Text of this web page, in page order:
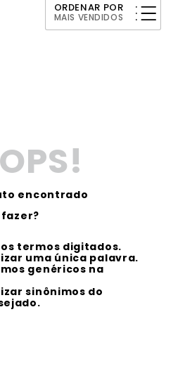
ORDENAR POR
MAIS VENDIDOS
encontrado
fazer?
termos digitados.
uma única palavra.
genéricos na
sinônimos do